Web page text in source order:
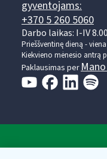
gyventojams:
+370 5 260 5060
Darbo laikas: I-IV
Prieššventinę dieną -
Kiekvieno mėnesio antrą
Paklausimas per